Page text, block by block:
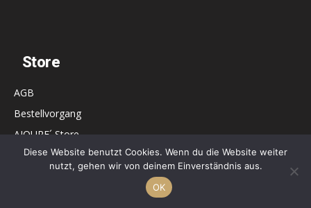
Store
AGB
Bestellvorgang
AJOURE´ Store
Dashboard
Vertrag widerrufen
Diese Website benutzt Cookies. Wenn du die Website weiter
nutzt, gehen wir von deinem Einverständnis aus.
OK